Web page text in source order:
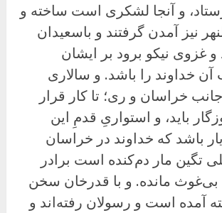
و آنجا لشکری است ساخته و
نیز آمدن گرفتند و باسعیدان
غزوی نیکو برود بر ایشان
خداوند را باشد. و سالاری
خراسان و ری؛ تا کار قرار
باید، و استواریِ قدمِ این
باشد که خداوند در خراسان
تگین مار دم‌کنده است برادر
بی‌غوث مانده. و با قدرخان سخن
آمده است و رسولان رفته‌اند و